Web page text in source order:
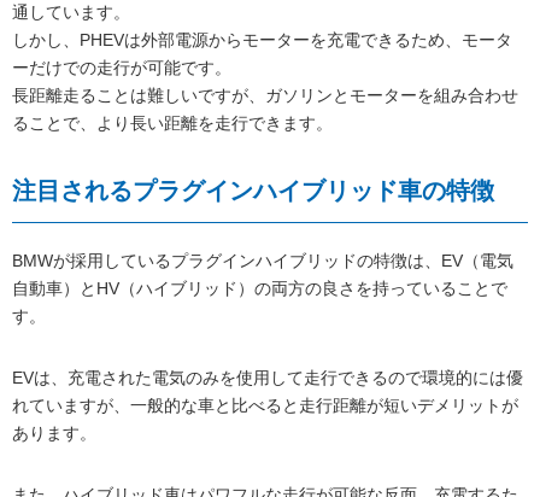
通しています。
しかし、PHEVは外部電源からモーターを充電できるため、モータ
ーだけでの走行が可能です。
長距離走ることは難しいですが、ガソリンとモーターを組み合わせ
ることで、より長い距離を走行できます。
注目されるプラグインハイブリッド車の特徴
BMWが採用しているプラグインハイブリッドの特徴は、EV（電気
自動車）とHV（ハイブリッド）の両方の良さを持っていることで
す。
EVは、充電された電気のみを使用して走行できるので環境的には優
れていますが、一般的な車と比べると走行距離が短いデメリットが
あります。